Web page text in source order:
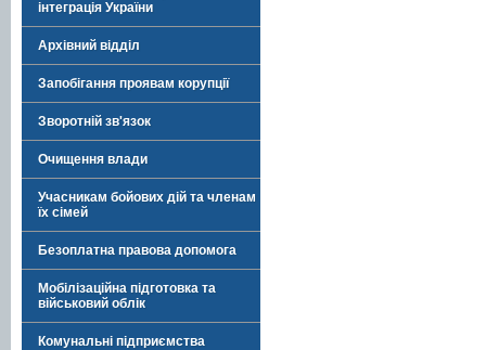
інтеграція України
Архівний відділ
Запобігання проявам корупції
Зворотній зв'язок
Очищення влади
Учасникам бойових дій та членам
їх сімей
Безоплатна правова допомога
Мобілізаційна підготовка та
військовий облік
Комунальні підприємства